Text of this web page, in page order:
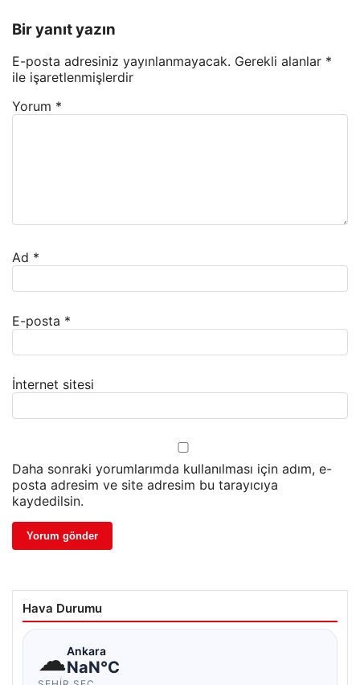
Bir yanıt yazın
E-posta adresiniz yayınlanmayacak. Gerekli alanlar *
ile işaretlenmişlerdir
Yorum *
Ad *
E-posta *
İnternet sitesi
Daha sonraki yorumlarımda kullanılması için adım, e-
posta adresim ve site adresim bu tarayıcıya
kaydedilsin.
Hava Durumu
☁Ankara
NaN°C